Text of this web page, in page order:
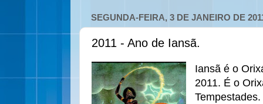
SEGUNDA-FEIRA, 3 DE JANEIRO DE
2011 - Ano de Iansã.
Iansã é o
2011. É o
Tempestades.